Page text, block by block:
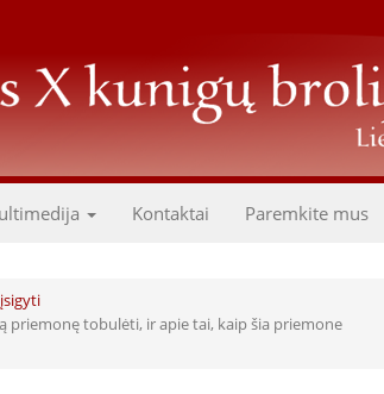
Kontaktai Paremkite mus
priemonę tobulėti, ir apie tai, kaip šia priemone